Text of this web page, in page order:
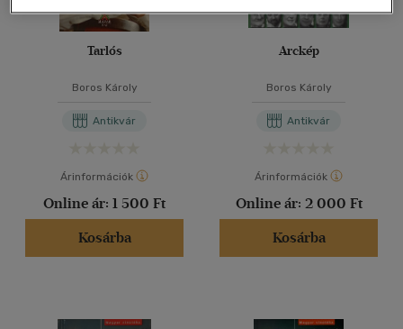
Tarlós
Boros Károly
Antikvár
Árinformációk
Online ár: 1 500 Ft
Kosárba
Arckép
Boros Károly
Antikvár
Árinformációk
Online ár: 2 000 Ft
Kosárba